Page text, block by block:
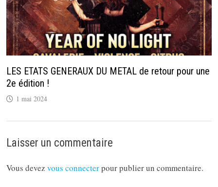
LES ETATS GENERAUX DU METAL de retour pour une
2e édition !
1 mai 2024
Laisser un commentaire
Vous devezvous connecterpour publier un commentaire.